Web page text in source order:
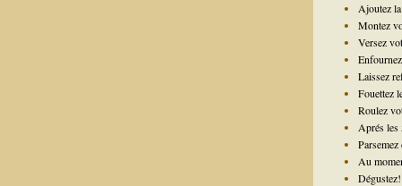
Ajoutez
Montez
Versez
Laissez
Fouettez
Roulez
Aprés les
Au
Dégustez!